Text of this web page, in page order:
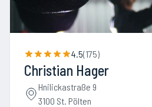
4.5(175)
Christian Hager
Hnilickastraße 9
3100 St. Pölten